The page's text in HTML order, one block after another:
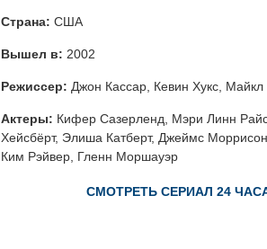
Страна: США
Вышел в: 2002
Режиссер: Джон Кассар, Кевин Хукс, Майкл
Актеры: Кифер Сазерленд, Мэри Линн
Хейсбёрт, Элиша Катберт, Джеймс
Ким Рэйвер, Гленн Моршауэр
СМОТРЕТЬ СЕРИАЛ 24